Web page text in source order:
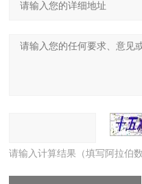
请输入计算结果（填写阿拉伯